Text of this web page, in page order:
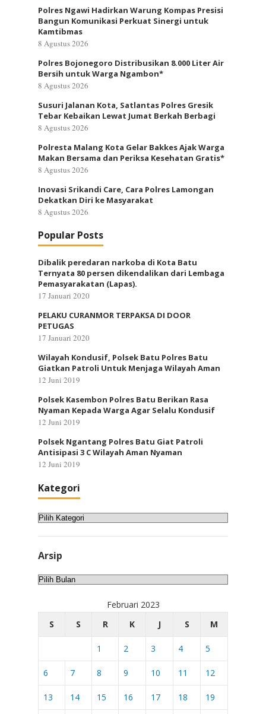
Polres Ngawi Hadirkan Warung Kompas Presisi
Bangun Komunikasi Perkuat Sinergi untuk
Kamtibmas
8 Agustus 2026
Polres Bojonegoro Distribusikan 8.000 Liter Air
Bersih untuk Warga Ngambon*
8 Agustus 2026
Susuri Jalanan Kota, Satlantas Polres Gresik
Tebar Kebaikan Lewat Jumat Berkah Berbagi
8 Agustus 2026
Polresta Malang Kota Gelar Bakkes Ajak Warga
Makan Bersama dan Periksa Kesehatan Gratis*
8 Agustus 2026
Inovasi Srikandi Care, Cara Polres Lamongan
Dekatkan Diri ke Masyarakat
8 Agustus 2026
Popular Posts
Dibalik peredaran narkoba di Kota Batu
Ternyata 80 persen dikendalikan dari Lembaga
Pemasyarakatan (Lapas).
17 Januari 2020
PELAKU CURANMOR TERPAKSA DI DOOR
PETUGAS
17 Januari 2020
Wilayah Kondusif, Polsek Batu Polres Batu
Giatkan Patroli Untuk Menjaga Wilayah Aman
12 Juni 2019
Polsek Kasembon Polres Batu Berikan Rasa
Nyaman Kepada Warga Agar Selalu Kondusif
12 Juni 2019
Polsek Ngantang Polres Batu Giat Patroli
Antisipasi 3 C Wilayah Aman Nyaman
12 Juni 2019
Kategori
Kategori
Arsip
Arsip
Februari 2023
S
S R K J S M
1 2 3 4 5
6 7 8 9 10 11 12
13 14 15 16 17 18 19